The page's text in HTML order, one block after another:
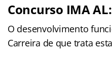
Concurso IMA
O desenvolvimento
Carreira de que trata